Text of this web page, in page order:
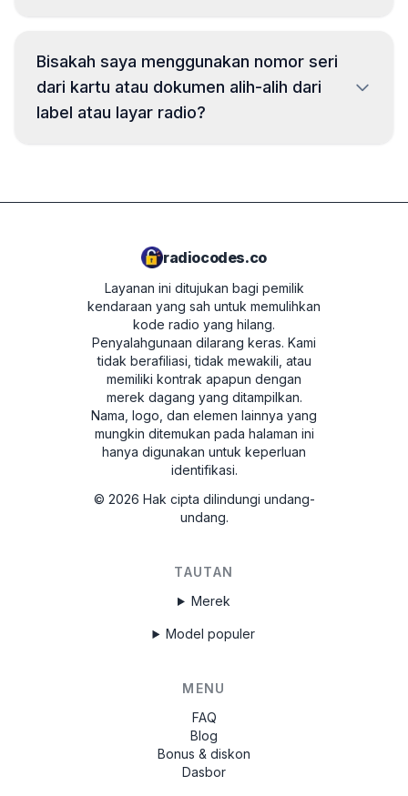
Contoh: AUZ5Z4C5221241, AUZ1Z4K3201151,
AUZ2Z7B1331142, AUZ2Z3B2314121
radio. Dalam sebagian besar kasus, kode
dikirim dalam beberapa menit setelah
pembayaran. Perkiraan waktu pengiriman
Bisakah saya menggunakan nomor seri
dari kartu atau dokumen alih-alih dari
label atau layar radio?
benar. Jika Anda memutuskan untuk
menggunakan nomor dari kartu, Anda
melakukannya atas risiko Anda sendiri.
radiocodes.co
Layanan ini ditujukan bagi pemilik
kendaraan yang sah untuk memulihkan
kode radio yang hilang.
Penyalahgunaan dilarang keras. Kami
tidak berafiliasi, tidak mewakili, atau
memiliki kontrak apapun dengan
merek dagang yang ditampilkan.
Nama, logo, dan elemen lainnya yang
mungkin ditemukan pada halaman ini
hanya digunakan untuk keperluan
identifikasi.
© 2026 Hak cipta dilindungi undang-
undang.
TAUTAN
Merek
Model populer
MENU
FAQ
Blog
Bonus & diskon
Dasbor